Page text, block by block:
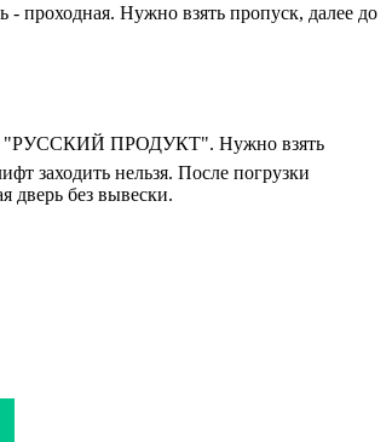
Нужно взять пропуск, далее до
"РУССКИЙ ПРОДУКТ". Нужно взять
заходить нельзя. После погрузки
дверь без вывески.